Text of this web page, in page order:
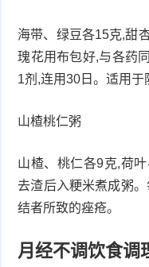
海带、绿豆各15克,甜
瑰花用布包好,与各药
1剂,连用30日。适用于
山楂桃仁粥
山楂、桃仁各9克,荷
去渣后入粳米煮成粥
结者所致的痤疮。
月经不调饮食调